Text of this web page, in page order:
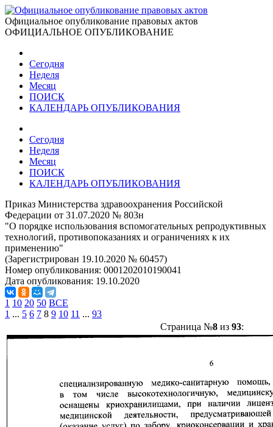
Официальное опубликование правовых актов
ОФИЦИАЛЬНОЕ ОПУБЛИКОВАНИЕ
Сегодня
Неделя
Месяц
ПОИСК
КАЛЕНДАРЬ ОПУБЛИКОВАНИЯ
Сегодня
Неделя
Месяц
ПОИСК
КАЛЕНДАРЬ ОПУБЛИКОВАНИЯ
Приказ Министерства здравоохранения Российской
Федерации от 31.07.2020 № 803н
"О порядке использования вспомогательных репродуктивных
технологий, противопоказаниях и ограничениях к их
применению"
(Зарегистрирован 19.10.2020 № 60457)
Номер опубликования: 0001202010190041
Дата опубликования: 19.10.2020
1 10 20 50 ВСЕ
1 ... 5 6 7 8 9 10 11 ... 93
Страница №8из 93: